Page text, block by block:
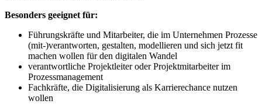
Besonders geeignet für:
Führungskräfte und Mitarbeiter, die im Unternehmen Prozesse
(mit-)verantworten, gestalten, modellieren und sich jetzt fit
machen wollen für den digitalen Wandel
verantwortliche Projektleiter oder Projektmitarbeiter im
Prozessmanagement
Fachkräfte, die Digitalisierung als Karrierechance nutzen
wollen